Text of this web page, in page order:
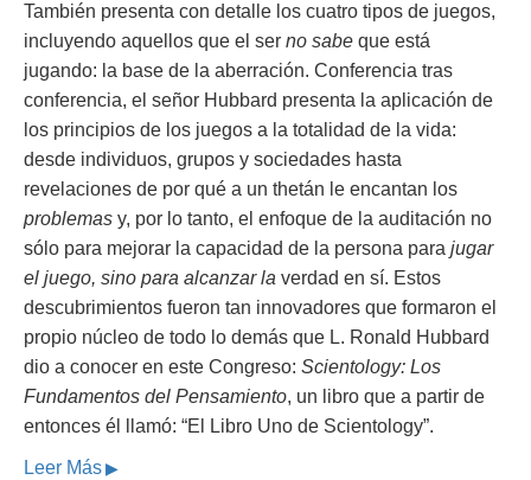
También presenta con detalle los cuatro tipos de juegos,
incluyendo aquellos que el ser no sabe que está
jugando: la base de la aberración. Conferencia tras
conferencia, el señor Hubbard presenta la aplicación de
los principios de los juegos a la totalidad de la vida:
desde individuos, grupos y sociedades hasta
revelaciones de por qué a un thetán le encantan los
problemas y, por lo tanto, el enfoque de la auditación no
sólo para mejorar la capacidad de la persona para jugar
el juego, sino para alcanzar la verdad en sí. Estos
descubrimientos fueron tan innovadores que formaron el
propio núcleo de todo lo demás que L. Ronald Hubbard
dio a conocer en este Congreso: Scientology: Los
Fundamentos del Pensamiento, un libro que a partir de
entonces él llamó: “El Libro Uno de Scientology”.
Leer Más